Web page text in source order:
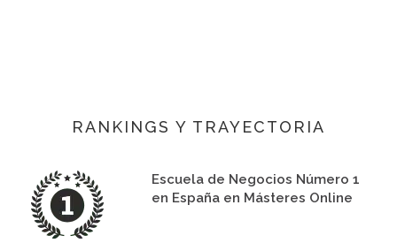
RANKINGS Y TRAYECTORIA
Escuela de Negocios Número 1
en España en Másteres Online